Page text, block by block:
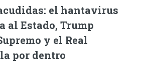
el hantavirus
al Estado, Trump
y el Real
por dentro